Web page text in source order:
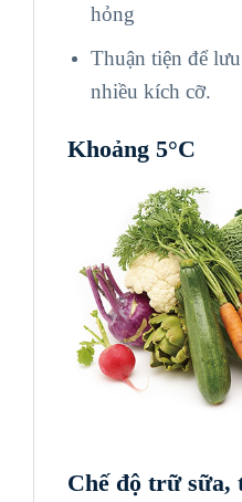
hỏng
Thuận tiện để
nhiều kích cỡ.
Khoảng 5°C
Chế độ trữ sữa,